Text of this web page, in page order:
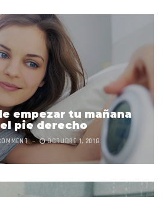
empezar tu mañana
pie derecho
OCTUBRE 1, 2018